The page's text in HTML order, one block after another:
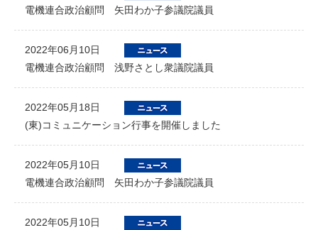
電機連合政治顧問 矢田わか子参議院議員
2022年06月10日
電機連合政治顧問 浅野さとし衆議院議員
2022年05月18日
(東)コミュニケーション行事を開催しました
2022年05月10日
電機連合政治顧問 矢田わか子参議院議員
2022年05月10日